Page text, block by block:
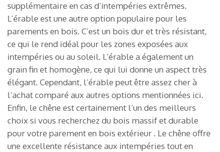
supplémentaire en cas d’intempéries extrêmes.
L’érable est une autre option populaire pour les
parements en bois. C’est un bois dur et très résistant,
ce qui le rend idéal pour les zones exposées aux
intempéries ou au soleil. L’érable a également un
grain fin et homogène, ce qui lui donne un aspect très
élégant. Cependant, l’érable peut être assez cher à
l’achat comparé aux autres options mentionnées ici.
Enfin, le chêne est certainement l’un des meilleurs
choix si vous recherchez du bois massif et durable
pour votre parement en bois extérieur . Le chêne offre
une excellente résistance aux intempéries tout en